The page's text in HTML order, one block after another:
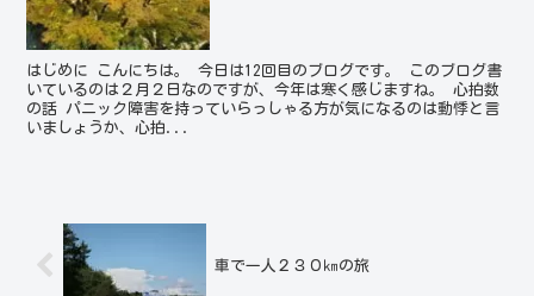
はじめに こんにちは。 今日は12回目のブログです。 このブログ書
いているのは２月２日なのですが、今年は寒く感じますね。 心拍数
の話 パニック障害を持っていらっしゃる方が気になるのは動悸と言
いましょうか、心拍...
車で一人２３０㎞の旅